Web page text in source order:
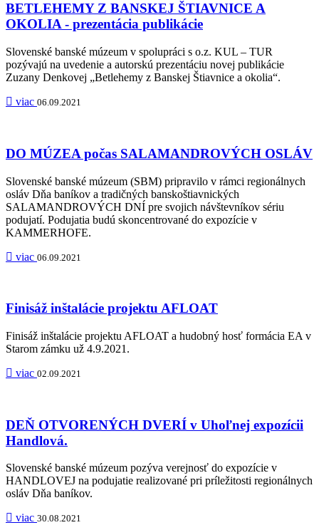
BETLEHEMY Z BANSKEJ ŠTIAVNICE A
OKOLIA - prezentácia publikácie
Slovenské banské múzeum v spolupráci s o.z. KUL – TUR
pozývajú na uvedenie a autorskú prezentáciu novej publikácie
Zuzany Denkovej „Betlehemy z Banskej Štiavnice a okolia“.
viac 06.09.2021
DO MÚZEA počas SALAMANDROVÝCH OSLÁV
Slovenské banské múzeum (SBM) pripravilo v rámci regionálnych
osláv Dňa baníkov a tradičných banskoštiavnických
SALAMANDROVÝCH DNÍ pre svojich návštevníkov sériu
podujatí. Podujatia budú skoncentrované do expozície v
KAMMERHOFE.
viac 06.09.2021
Finisáž inštalácie projektu AFLOAT
Finisáž inštalácie projektu AFLOAT a hudobný hosť formácia EA v
Starom zámku už 4.9.2021.
viac 02.09.2021
DEŇ OTVORENÝCH DVERÍ v Uhoľnej expozícii
Handlová.
Slovenské banské múzeum pozýva verejnosť do expozície v
HANDLOVEJ na podujatie realizované pri príležitosti regionálnych
osláv Dňa baníkov.
viac 30.08.2021